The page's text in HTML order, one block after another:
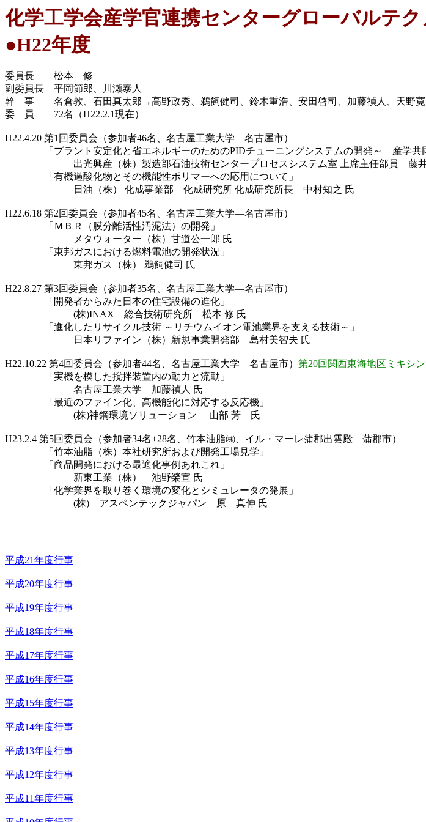
化学工学会産学官連携センターグローバルテ
●H22年度
委員長 松本 修
副委員長 平岡節郎、川瀬泰人
幹 事 名倉敦、石田真太郎→高野政秀、鵜飼健司、鈴木重浩、安田啓司、加藤禎人、天野寛
委 員 72名（H22.2.1現在）
H22.4.20 第1回委員会（参加者46名、名古屋工業大学―名古屋市）
「プラント安定化と省エネルギーのためのPIDチューニングシステムの開発～ 産学共
出光興産（株）製造部石油技術センタープロセスシステム室 上席主任部員 藤井
「有機過酸化物とその機能性ポリマーへの応用について」
日油（株） 化成事業部 化成研究所 化成研究所長 中村知之 氏
H22.6.18 第2回委員会（参加者45名、名古屋工業大学―名古屋市）
「ＭＢＲ（膜分離活性汚泥法）の開発」
メタウォーター（株）甘道公一郎 氏
「東邦ガスにおける燃料電池の開発状況」
東邦ガス（株） 鵜飼健司 氏
H22.8.27 第3回委員会（参加者35名、名古屋工業大学―名古屋市）
「開発者からみた日本の住宅設備の進化」
(株)INAX 総合技術研究所 松本 修 氏
「進化したリサイクル技術 ～リチウムイオン電池業界を支える技術～」
日本リファイン（株）新規事業開発部 島村美智夫 氏
H22.10.22 第4回委員会（参加者44名、名古屋工業大学―名古屋市） 第20回関西東海地区ミキシ
「実機を模した撹拌装置内の動力と流動」
名古屋工業大学 加藤禎人 氏
「最近のファイン化、高機能化に対応する反応機」
(株)神鋼環境ソリューション 山部 芳 氏
H23.2.4 第5回委員会（参加者34名+28名、竹本油脂㈱、イル・マーレ蒲郡出雲殿―蒲郡市）
「竹本油脂（株）本社研究所および開発工場見学」
「商品開発における最適化事例あれこれ」
新東工業（株） 池野榮宣 氏
「化学業界を取り巻く環境の変化とシミュレータの発展」
(株) アスペンテックジャパン 原 真伸 氏
平成21年度行事
平成20年度行事
平成19年度行事
平成18年度行事
平成17年度行事
平成16年度行事
平成15年度行事
平成14年度行事
平成13年度行事
平成12年度行事
平成11年度行事